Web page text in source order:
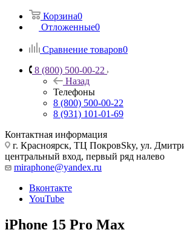
Корзина0
Отложенные0
Сравнение товаров0
8 (800) 500-00-22
Назад
Телефоны
8 (800) 500-00-22
8 (931) 101-01-69
Контактная информация
г. Красноярск, ТЦ ПокровSky, ул.
центральный вход, первый ряд налево
miraphone@yandex.ru
Вконтакте
YouTube
iPhone 15 Pro Max